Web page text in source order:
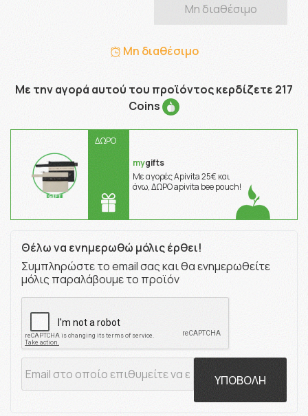
Μη διαθέσιμο
Μη διαθέσιμο
Με την αγορά αυτού του προϊόντος κερδίζετε 217
Coins
ΔΩΡΟ
mygifts
Με αγορές Apivita 25€ και
άνω, ΔΩΡΟ apivita bee pouch!
Θέλω να ενημερωθώ μόλις έρθει!
Συμπληρώστε το email σας και θα ενημερωθείτε
μόλις παραλάβουμε το προϊόν
ΥΠΟΒΟΛΗ